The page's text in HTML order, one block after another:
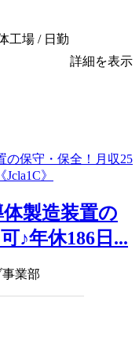
工場 / 日勤
詳細を表示
体製造装置の
♪年休186日...
業部